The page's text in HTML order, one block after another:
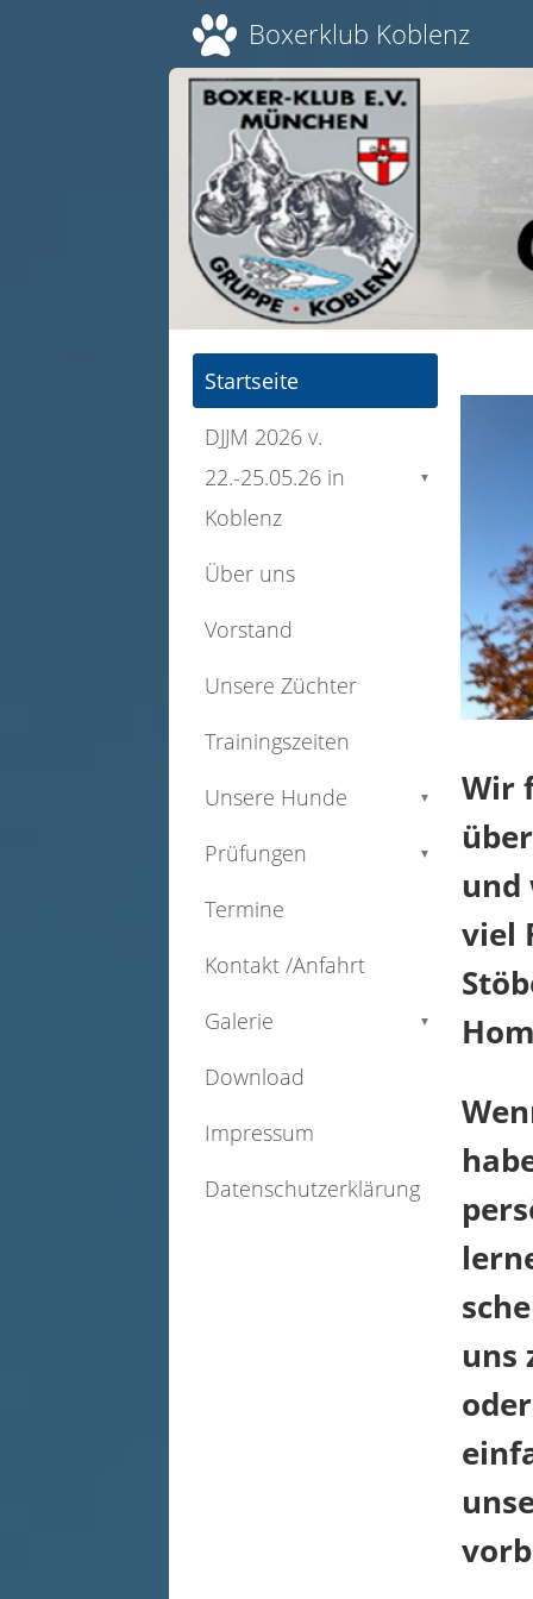
Boxerklub Koblenz
Startseite
DJJM 2026 v.
22.-25.05.26 in
Koblenz
▼
Über uns
Vorstand
Unsere Züchter
Trainingszeiten
Unsere Hunde
▼
Prüfungen ▼
Termine
Kontakt /Anfahrt
Galerie
▼
Download
Impressum
Datenschutzerklärung
Wir
und
viel
uns